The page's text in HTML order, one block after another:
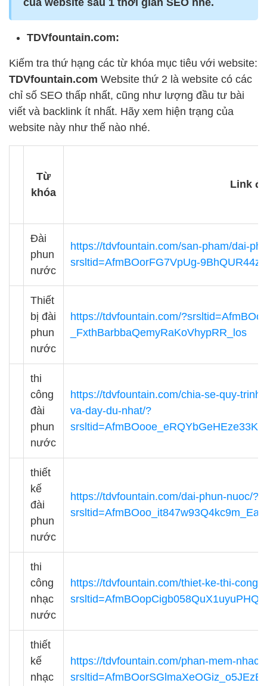
TDVfountain.com:
Kiếm tra thứ hạng các từ khóa mục tiêu với website:
TDVfountain.com Website thứ 2 là website có các
chỉ số SEO thấp nhất, cũng như lượng đầu tư bài
viết và backlink ít nhất. Hãy xem hiện trạng của
website này như thế nào nhé.
Từ
khóa
Link
Đài
phun
nước
https://tdvfountain.com/san-pham/dai-
srsltid=AfmBOorFG7VpUg-
Thiết
bị đài
phun
nước
https://tdvfountain.com/
_FxthBarbbaQemyRaKoVhypRR_los
thi
công
đài
phun
nước
https://tdvfountain.com/chia-se-quy-
va-day-du-nhat/?
thiết
kế
đài
phun
nước
https://tdvfountain.com/dai-phun-nuoc/?
thi
công
nhạc
nước
https://tdvfountain.com/thiet-ke-thi-cong-
thiết
kế
nhạc
https://tdvfountain.com/phan-mem-